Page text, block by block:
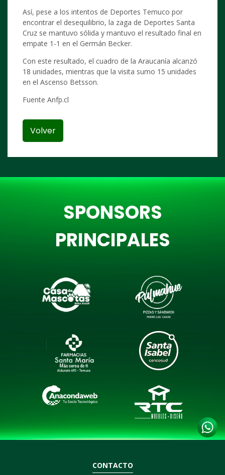
Así, pese a los intentos de Deportes Temuco por
encontrar el desequilibrio, la zaga de Deportes Santa
Cruz se mantuvo sólida y mantuvo el resultado final en
empate 1-1 en el Germán Becker.
Con este resultado, el cuadro de la Araucanía alcanzó
18 unidades, mientras que la visita sumo 15 unidades
en el Ascenso Betsson.
Fuente Anfp.cl
Volver
SPONSORS
PRINCIPALES
CONTACTO